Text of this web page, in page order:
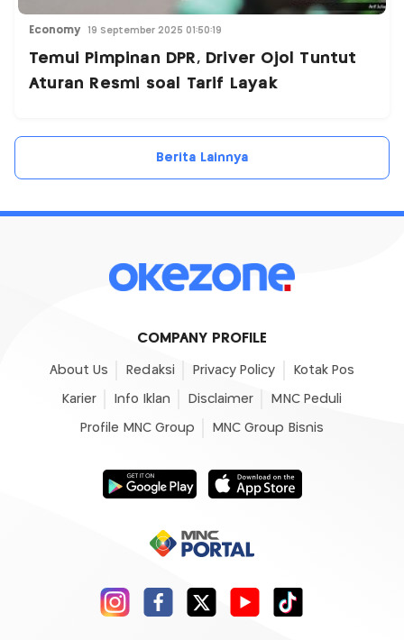
Economy 19 September 2025 01:50:19
Temui Pimpinan DPR, Driver Ojol Tuntut
Aturan Resmi soal Tarif Layak
Berita Lainnya